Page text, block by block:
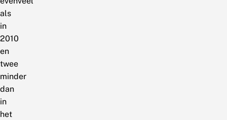
als
in
2010
en
twee
minder
dan
in
het